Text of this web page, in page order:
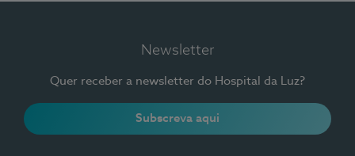
Newsletter
Quer receber a newsletter do Hospital da Luz?
Subscreva aqui